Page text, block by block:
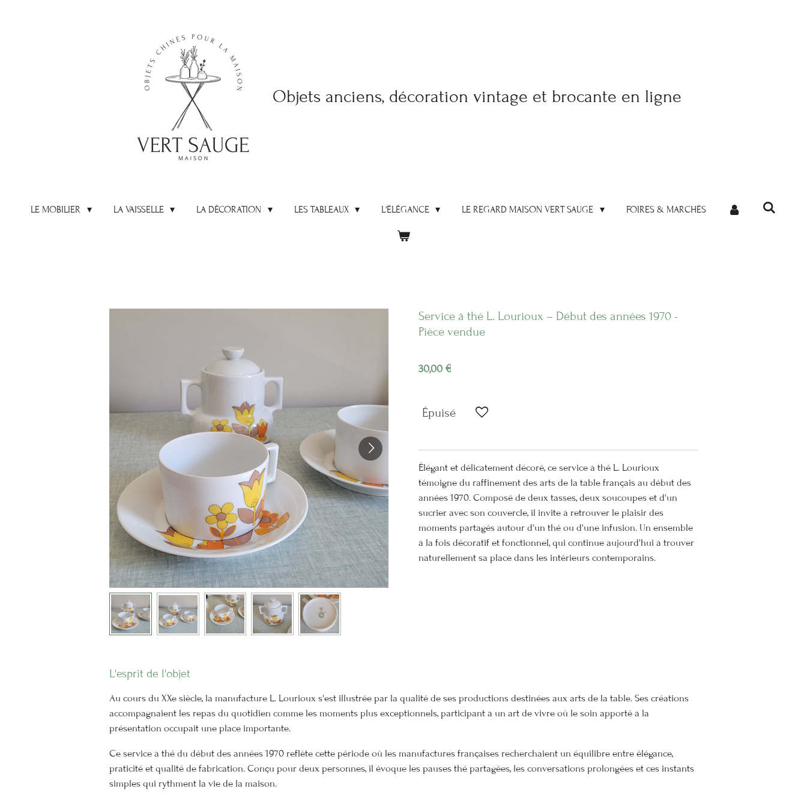
Objets anciens, décoration vintage et brocante en ligne
LE MOBILIER LA VAISSELLE LA DÉCORATION LES TABLEAUX L'ÉLÉGANCE LE REGARD MAISON VERT SAUGE FOIRES & MARCHÉS
Service à thé L. Lourioux – Début des années 1970 -
Pièce vendue
30,00 €
Épuisé
Élégant et délicatement décoré, ce service à thé L. Lourioux
témoigne du raffinement des arts de la table français au début des
années 1970. Composé de deux tasses, deux soucoupes et d'un
sucrier avec son couvercle, il invite à retrouver le plaisir des
moments partagés autour d'un thé ou d'une infusion. Un ensemble
à la fois décoratif et fonctionnel, qui continue aujourd'hui à trouver
naturellement sa place dans les intérieurs contemporains.
L'esprit de l'objet
Au cours du XXe siècle, la manufacture L. Lourioux s'est illustrée par la qualité de ses productions destinées aux arts de la table. Ses créations
accompagnaient les repas du quotidien comme les moments plus exceptionnels, participant à un art de vivre où le soin apporté à la
présentation occupait une place importante.
Ce service à thé du début des années 1970 reflète cette période où les manufactures françaises recherchaient un équilibre entre élégance,
praticité et qualité de fabrication. Conçu pour deux personnes, il évoque les pauses thé partagées, les conversations prolongées et ces instants
simples qui rythment la vie de la maison.